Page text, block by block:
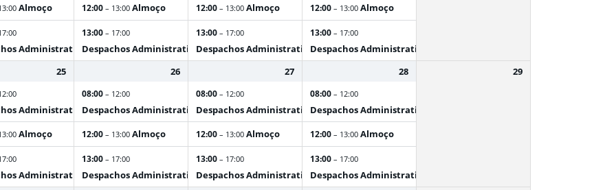
Almoço
Administrativos
12:00 – 13:00 Almoço
13:00 – 17:00
Despachos Administrativos
12:00 – 13:00 Almoço
13:00 – 17:00
Despachos Administrativos
12:00 – 13:00 Almoço
13:00 – 17:00
Despachos Administrativos
25
Administrativos
Almoço
Administrativos
26
08:00 – 12:00
Despachos Administrativos
12:00 – 13:00 Almoço
13:00 – 17:00
Despachos Administrativos
27
08:00 – 12:00
Despachos Administrativos
12:00 – 13:00 Almoço
13:00 – 17:00
Despachos Administrativos
28
08:00 – 12:00
Despachos Administrativos
12:00 – 13:00 Almoço
13:00 – 17:00
Despachos Administrativos
29